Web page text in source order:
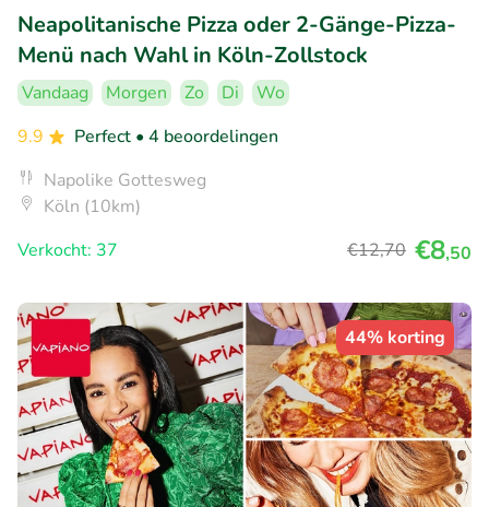
Neapolitanische Pizza oder 2-Gänge-Pizza-
Menü nach Wahl in Köln-Zollstock
Vandaag Morgen Zo Di
Wo
9.9
Perfect • 4 beoordelingen
Napolike Gottesweg
Köln (10km)
Verkocht: 37
€12,70 €8,50
44% korting